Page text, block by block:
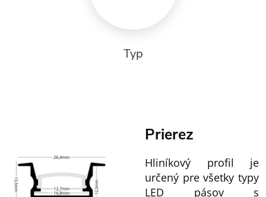
Typ
Prierez
Hliníkový profil je
určený pre všetky typy
LED pásov s